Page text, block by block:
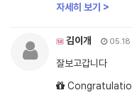
자세히 보기 >
김이개 05.18
잘보고갑니다